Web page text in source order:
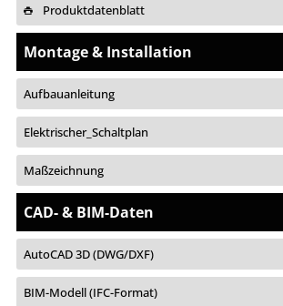
Produktdatenblatt
Montage & Installation
Aufbauanleitung
Elektrischer_Schaltplan
Maßzeichnung
CAD- & BIM-Daten
AutoCAD 3D (DWG/DXF)
BIM-Modell (IFC-Format)